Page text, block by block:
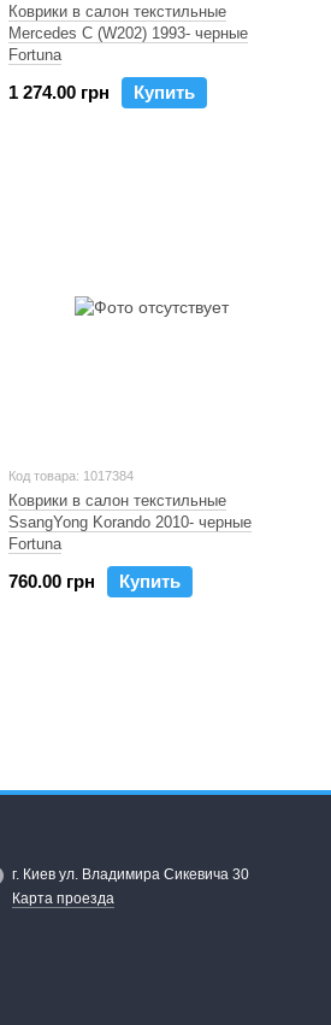
Коврики в салон текстильные
Mercedes C (W202) 1993- черные
Fortuna
1 274.00 грн Купить
Код товара: 1017384
Коврики в салон текстильные
SsangYong Korando 2010- черные
Fortuna
760.00 грн Купить
г. Киев ул. Владимира Сикевича 30
Карта проезда